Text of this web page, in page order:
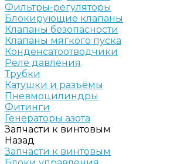
Фильтры-регуляторы
Блокирующие клапаны
Клапаны безопасности
Клапаны мягкого пуска
Конденсатоотводчики
Реле давления
Трубки
Катушки и разъёмы
Пневмоцилиндры
Фитинги
Генераторы азота
Запчасти к винтовым
Назад
Запчасти к винтовым